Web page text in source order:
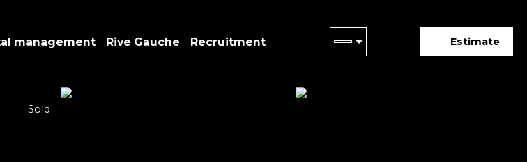
management Rive Gauche Recruitment Estimate
Sold